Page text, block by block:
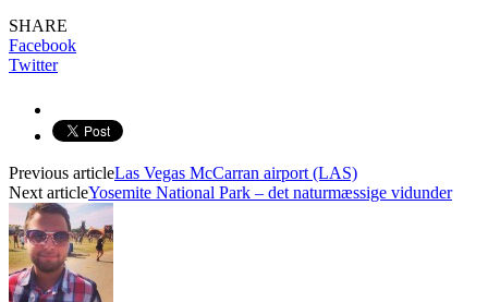
SHARE
Facebook
Twitter
Previous articleLas Vegas McCarran airport (LAS)
Next articleYosemite National Park – det naturmæssige vidunder